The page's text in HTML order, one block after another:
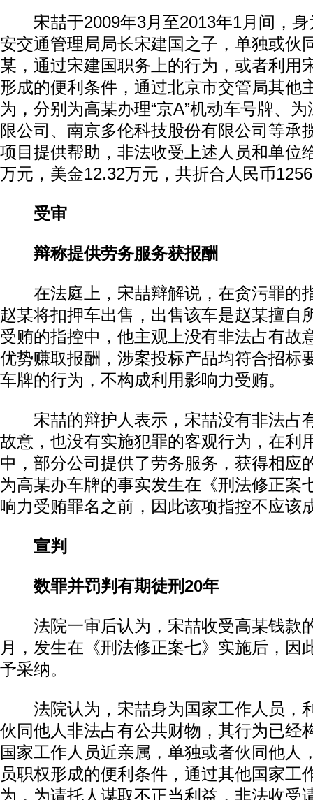
宋喆于2009年3月至2013年1月间，身
安交通管理局局长宋建国之子，单独或伙
某，通过宋建国职务上的行为，或者利用
形成的便利条件，通过北京市交管局其他
为，分别为高某办理“京A”机动车号牌、
限公司、南京多伦科技股份有限公司等承
项目提供帮助，非法收受上述人员和单位
万元，美金12.32万元，共折合人民币
受审
辩称提供劳务服务获报酬
在法庭上，宋喆辩解说，在贪污罪的
赵某将扣押车出售，出售该车是赵某擅自
受贿的指控中，他主观上没有非法占有故
优势赚取报酬，涉案投标产品均符合招标
车牌的行为，不构成利用影响力受贿。
宋喆的辩护人表示，宋喆没有非法占
故意，也没有实施犯罪的客观行为，在利
中，部分公司提供了劳务服务，获得相应
为高某办车牌的事实发生在《刑法修正案
响力受贿罪名之前，因此该项指控不应该
宣判
数罪并罚判有期徒刑20年
法院一审后认为，宋喆收受高某钱款
月，发生在《刑法修正案七》实施后，因
予采纳。
法院认为，宋喆身为国家工作人员，
伙同他人非法占有公共财物，其行为已经
国家工作人员近亲属，单独或者伙同他人
员职权形成的便利条件，通过其他国家工
为，为请托人谋取不正当利益，非法收受
动物系恋人啊 | 钟欣潼体验爱情哲学 南